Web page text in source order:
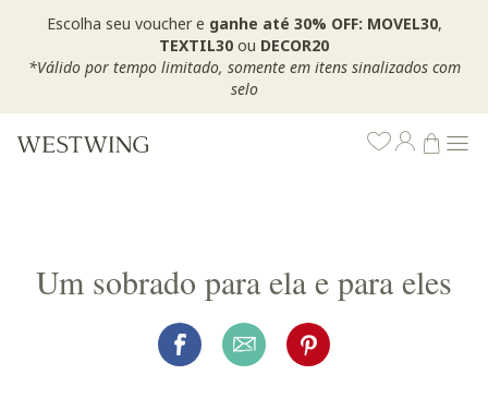
Escolha seu voucher e ganhe até 30% OFF: MOVEL30,
TEXTIL30 ou DECOR20
*Válido por tempo limitado, somente em itens sinalizados com
selo
Um sobrado para ela e para eles